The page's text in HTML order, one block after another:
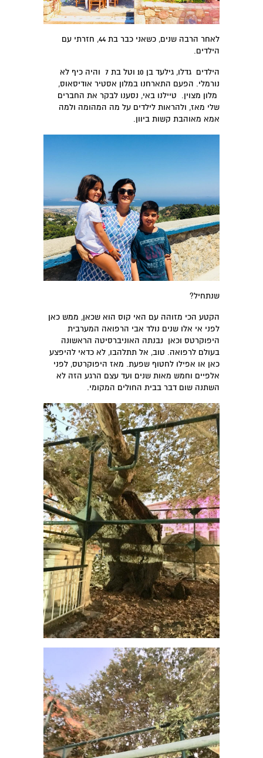
לאחר הרבה שנים, כשאני כבר בת 44, חזרתי עם
הילדים.
הילדים גדלו, גילעד בן 10 וטל בת 7 והיה כיף לא
נורמלי. הפעם התארחנו במלון אסטיר אודיסאוס,
מלון מצוין. טיילנו באי, נסענו לבקר את החברים
שלי מאז, ולהראות לילדים על מה המהומה ולמה
אמא מאוהבת קשות ביוון.
שנתחיל?
הקטע הכי מזוהה עם האי קוס הוא שכאן, ממש כאן
לפני אי אלו שנים נולד אבי הרפואה המערבית
היפוקרטס וכאן נבנתה האוניברסיטה הראשונה
בעולם לרפואה. טוב, אל תתלהבו, לא כדאי להיפצע
כאן או אפילו לחטוף שפעת. מאז היפוקרטס, לפני
אלפיים וחמש מאות שנים ועד עצם הרגע הזה לא
השתנה שום דבר בבית החולים המקומי.